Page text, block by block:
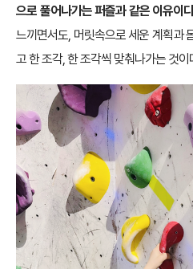
으로 풀어나가는 퍼즐과 같은 이유이
느끼면서도, 머릿속으로 세운 계획과
고 한 조각, 한 조각씩 맞춰나가는 것이